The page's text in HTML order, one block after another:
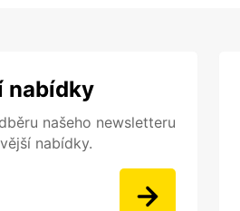
nabídky
našeho newsletteru
nabídky.